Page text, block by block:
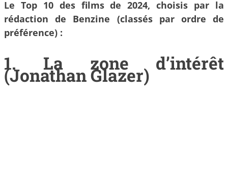
Le Top 10 des films de 2024, choisis par la
rédaction de Benzine (classés par ordre de
préférence) :
1. La zone d’intérêt
(Jonathan Glazer)